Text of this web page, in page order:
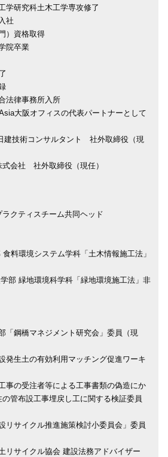
学研究科土木工学専攻修了
社
）資格取得
院卒業
法律事務所入所
大阪オフィスの代表パートナーとして
建技術コンサルタント 社外取締役（現
会社 社外取締役（現任）
クティスチーム共同ヘッド
料環境システム学科「土木情報施工法」
部 緑地環境科学科「緑地環境施工法」非
「鋼橋マネジメント研究会」委員（現
発生土の有効利用マッチング促進ワーキ
事の受注者等による工事書類の偽造にか
管布設工事埋戻し工に関する検証委員
リサイクル推進施策検討小委員会」委員
リサイクル協会 建設法務アドバイザー